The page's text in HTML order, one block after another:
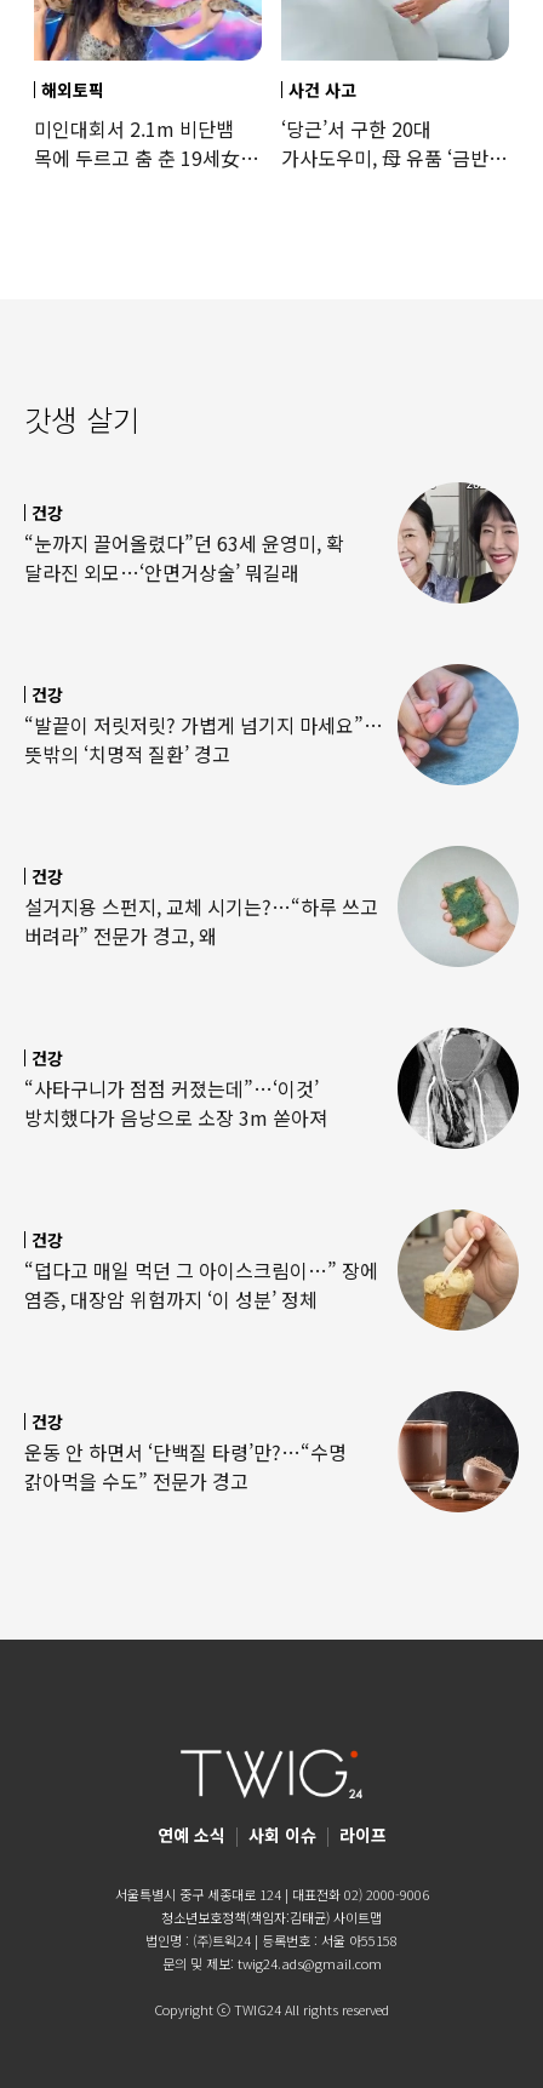
해외토픽
미인대회서 2.1m 비단뱀
목에 두르고 춤 춘 19세女
사건 사고
‘당근’서 구한 20대
가사도우미, 母 유품 ‘금반지
갓생 살기
건강
“눈까지 끌어올렸다”던 63세 윤영미, 확
달라진 외모…‘안면거상술’ 뭐길래
건강
“발끝이 저릿저릿? 가볍게 넘기지 마세요”…
뜻밖의 ‘치명적 질환’ 경고
건강
설거지용 스펀지, 교체 시기는?…“하루 쓰고
버려라” 전문가 경고, 왜
건강
“사타구니가 점점 커졌는데”…‘이것’
방치했다가 음낭으로 소장 3m 쏟아져
건강
“덥다고 매일 먹던 그 아이스크림이…” 장에
염증, 대장암 위험까지 ‘이 성분’ 정체
건강
운동 안 하면서 ‘단백질 타령’만?…“수명
갉아먹을 수도” 전문가 경고
연예 소식 | 사회 이슈 | 라이프
서울특별시 중구 세종대로 124 | 대표전화 02) 2000-9006
청소년보호정책(책임자:김태균)사이트맵
법인명 : (주)트윅24 | 등록번호 : 서울 아55158
문의 및 제보: twig24.ads@gmail.com
Copyright ⓒ TWIG24 All rights reserved